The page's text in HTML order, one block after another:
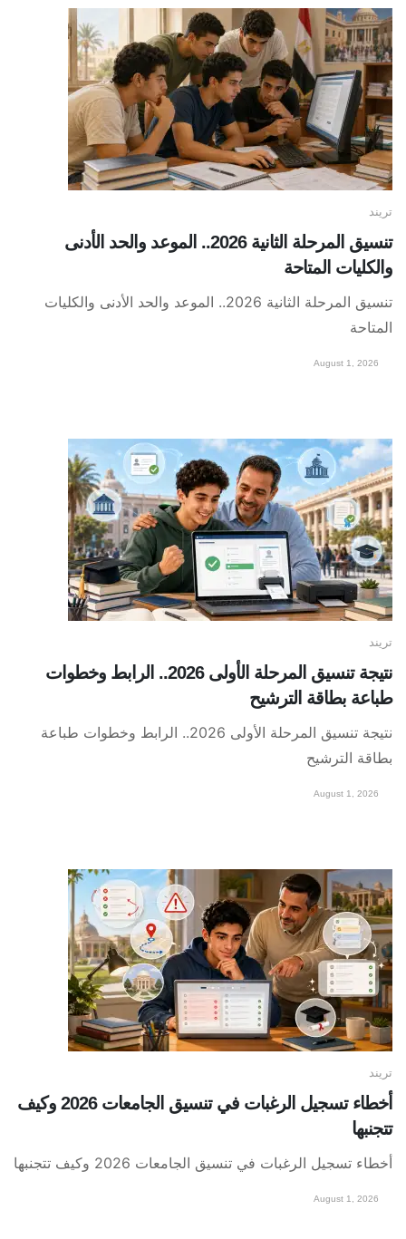
تريند
تنسيق المرحلة الثانية 2026.. الموعد والحد الأدنى
والكليات المتاحة
تنسيق المرحلة الثانية 2026.. الموعد والحد الأدنى والكليات
المتاحة
August 1, 2026
تريند
نتيجة تنسيق المرحلة الأولى 2026.. الرابط وخطوات
طباعة بطاقة الترشيح
نتيجة تنسيق المرحلة الأولى 2026.. الرابط وخطوات طباعة
بطاقة الترشيح
August 1, 2026
تريند
أخطاء تسجيل الرغبات في تنسيق الجامعات 2026 وكيف
تتجنبها
أخطاء تسجيل الرغبات في تنسيق الجامعات 2026 وكيف تتجنبها
August 1, 2026